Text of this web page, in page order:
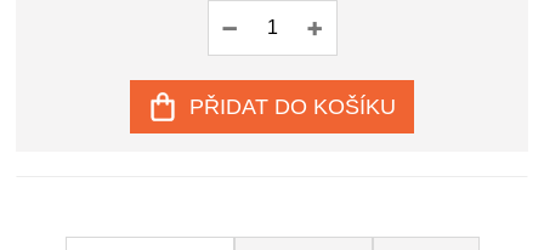
PŘIDAT DO KOŠÍKU